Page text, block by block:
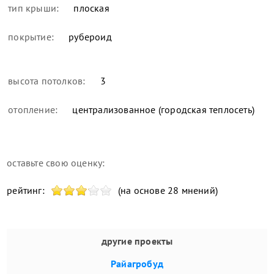
тип крыши: плоская
покрытие: рубероид
высота потолков: 3
отопление: централизованное (городская теплосеть)
оставьте свою оценку:
рейтинг: (на основе 28 мнений)
другие проекты
Райагробуд